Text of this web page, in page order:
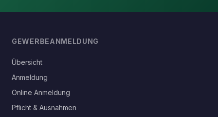
GEWERBEANMELDUNG
Übersicht
Anmeldung
Online Anmeldung
Pflicht & Ausnahmen